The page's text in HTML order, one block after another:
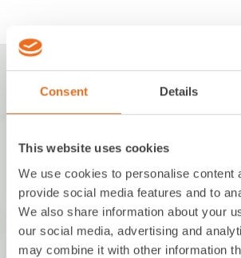
Consent Details
This website uses cookies
We use cookies to personalise content
provide social media features and to
We also share information about your
our social media, advertising and
may combine it with other information
Walchstraße 5
86157 Augsburg
Deutschland